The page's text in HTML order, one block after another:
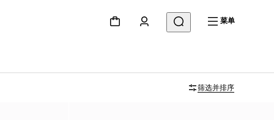
菜单
筛选并排序